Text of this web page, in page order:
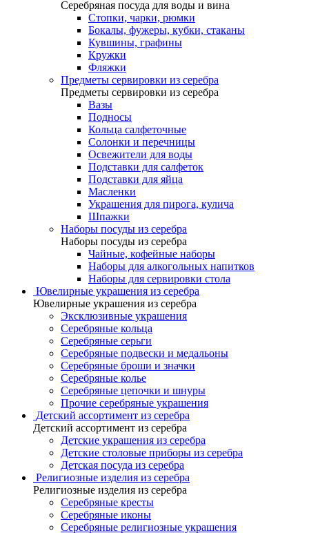
Серебряная посуда для воды и вина
Стопки, чарки, рюмки
Бокалы, фужеры, кубки, стаканы
Кувшины, графины
Кружки
Фляжки
Предметы сервировки из серебра
Предметы сервировки из серебра
Вазы
Подносы
Кольца салфеточные
Солонки и перечницы
Освежители для воды
Подставки для салфеток
Подставки для яйца
Масленки
Украшения для пирога, кулича
Шпажки
Наборы посуды из серебра
Наборы посуды из серебра
Чайные, кофейные наборы
Наборы для алкогольных напитков
Наборы для сервировки стола
Ювелирные украшения из серебра
Ювелирные украшения из серебра
Эксклюзивные украшения
Серебряные кольца
Серебряные серьги
Серебряные подвески и медальоны
Серебряные броши и значки
Серебряные колье
Серебряные цепочки и шнуры
Прочие серебряные украшения
Детский ассортимент из серебра
Детский ассортимент из серебра
Детские украшения из серебра
Детские столовые приборы из серебра
Детская посуда из серебра
Религиозные изделия из серебра
Религиозные изделия из серебра
Серебряные кресты
Серебряные иконы
Серебряные религиозные украшения